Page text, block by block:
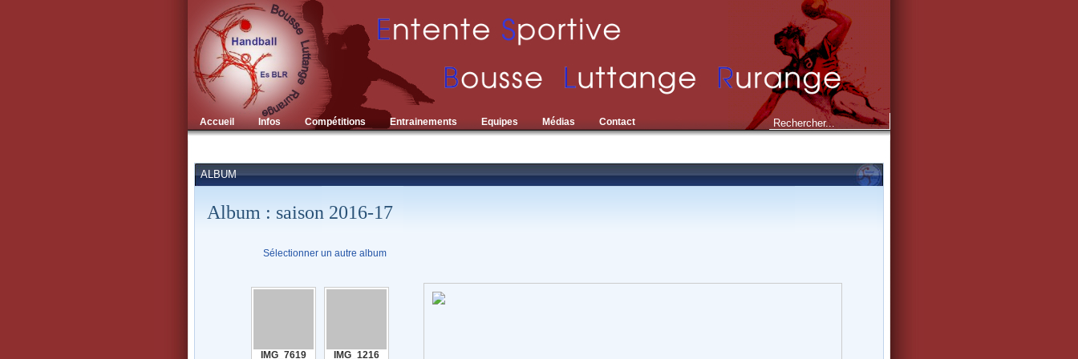
Accueil Infos Compétitions Entrainements Equipes Médias Contact
ALBUM
Album : saison 2016-17
Sélectionner un autre album
IMG_7619 IMG_1216